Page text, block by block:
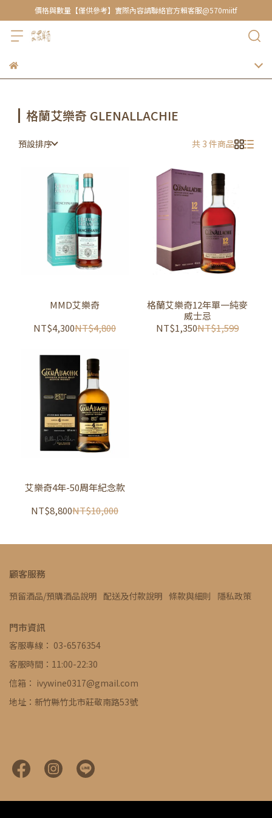
價格與數量【僅供參考】實際內容請聯絡官方賴客服@570miitf
格蘭艾樂奇 GLENALLACHIE
預設排序 共 3 件商品
MMD艾樂奇
NT$4,300NT$4,800
格蘭艾樂奇12年單一純麥
威士忌
NT$1,350NT$1,599
艾樂奇4年-50周年紀念款
NT$8,800NT$10,000
顧客服務
預留酒品/預購酒品說明 配送及付款說明 條款與細則 隱私政策
門市資訊
客服專線： 03-6576354
客服時間：11:00-22:30
信箱： ivywine0317@gmail.com
地址：新竹縣竹北市莊敬南路53號